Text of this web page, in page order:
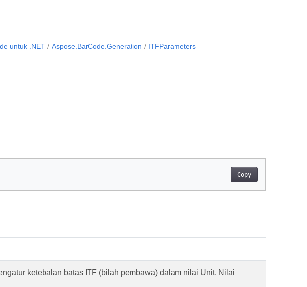
untuk .NET Aspose.BarCode.Generation ITFParameters
Copy
ketebalan batas ITF (bilah pembawa) dalam nilai Unit. Nilai